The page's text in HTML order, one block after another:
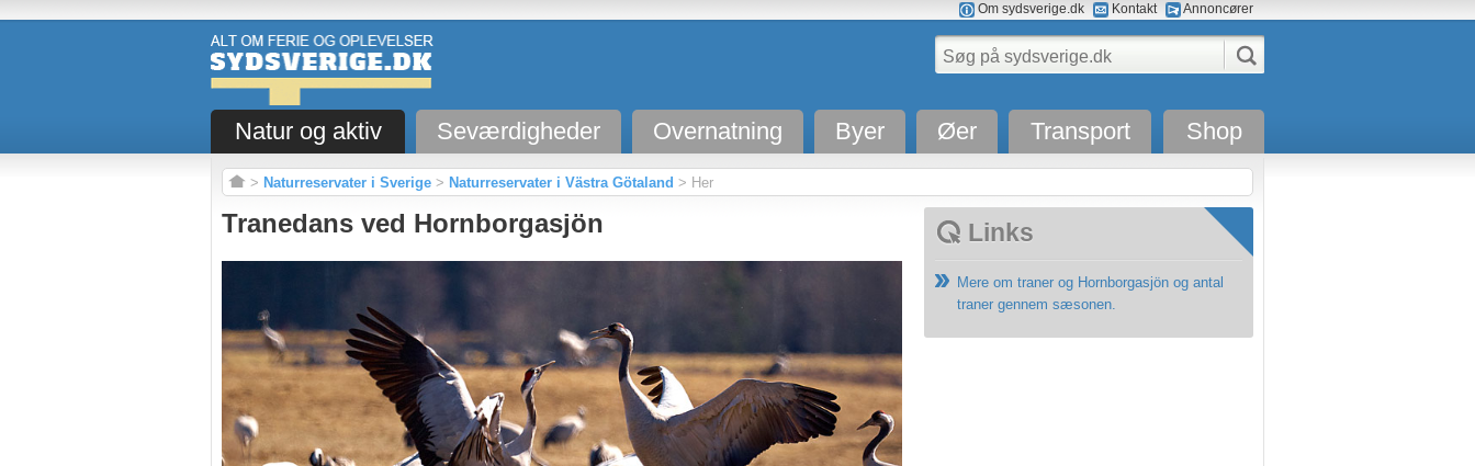
Om sydsverige.dk Kontakt Annoncører
Natur og aktiv Seværdigheder Overnatning Byer Øer Transport Shop
> Naturreservater i Sverige > Naturreservater i Västra Götaland > Her
Links
Mere om traner og Hornborgasjön og antal
traner gennem sæsonen.
Tranedans ved Hornborgasjön